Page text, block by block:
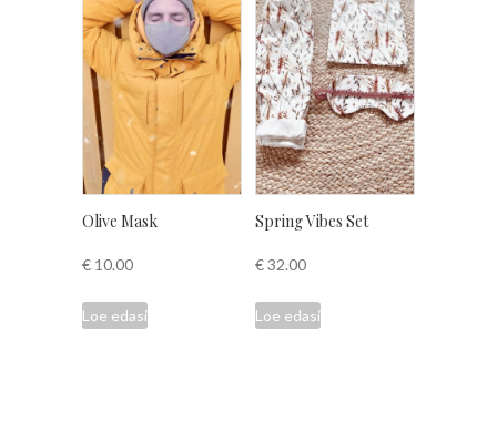
Olive Mask
€ 10.00
Loe edasi
Spring Vibes Set
€32.00
Loe edasi